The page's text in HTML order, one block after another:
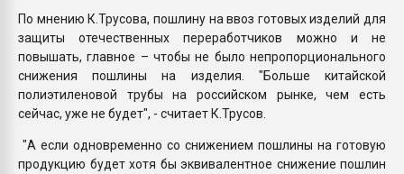
По мнению К.Трусова, пошлину на ввоз готовых изделий для
защиты отечественных переработчиков можно и не
повышать, главное – чтобы не было непропорционального
снижения пошлины на изделия. "Больше китайской
полиэтиленовой трубы на российском рынке, чем есть
сейчас, уже не будет", - считает К.Трусов.
"А если одновременно со снижением пошлины на готовую
продукцию будет хотя бы эквивалентное снижение пошлин